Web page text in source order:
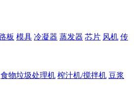
板 模具 冷凝器 蒸发器 芯片 风机 传
食物垃圾处理机 榨汁机/搅拌机 豆浆